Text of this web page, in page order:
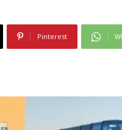
Pinterest